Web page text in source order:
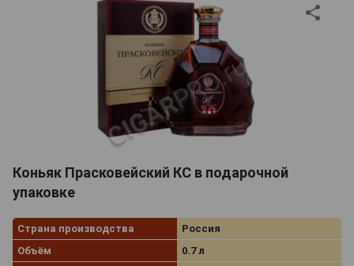
Коньяк Прасковейский КС в подарочной
упаковке
Страна производства
Россия
Объём
0.7 л